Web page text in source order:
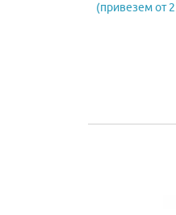
(привезем от